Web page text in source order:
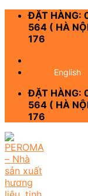
Skip
content
ĐẶT HÀNG:
564 ( HÀ
176
English
ĐẶT HÀNG:
564 ( HÀ
176